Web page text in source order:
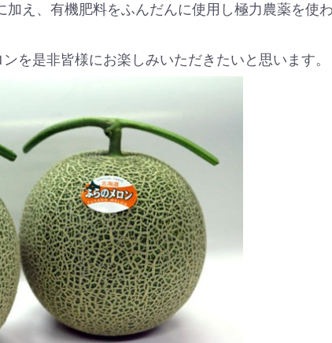
え、有機肥料をふんだんに使用し極力農薬を使
を是非皆様にお楽しみいただきたいと思います。